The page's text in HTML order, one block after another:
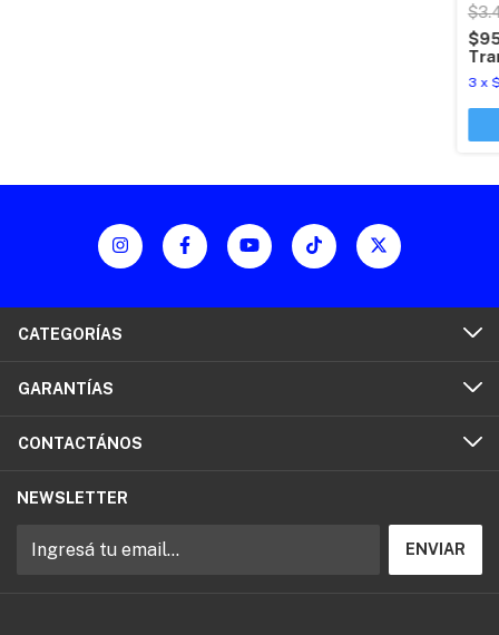
3 x
CATEGORÍAS
GARANTÍAS
CONTACTÁNOS
NEWSLETTER